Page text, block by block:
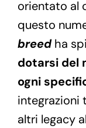
orientato al
questo
breedha
dotarsi del
ogni
integrazioni
altri legacy